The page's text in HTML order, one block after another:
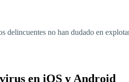
no han dudado en
en iOS y Android